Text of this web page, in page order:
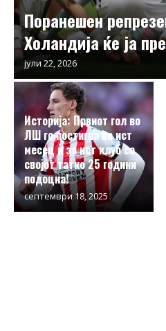
Поранешен
Холандија ќе ја
јули 22, 2026
Историја: Првиот гол во
ЛШ го постигна во ист
месец и за ист клуб со
својот татко 25 години
подоцна!
септември 18, 2025